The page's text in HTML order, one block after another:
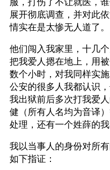
服，打伤了不让就医，
展开彻底调查，并对此
情实在是太惨无人道了。
他们闯入我家里，十几
把我爱人摁在地上，用
数个小时，对我同样实
公安的很多人我都认识
我出狱前后多次打我爱
健（所有人名均为音译
处理，还有一个姓薛的我
我以当事人的身份对所
如下指证：